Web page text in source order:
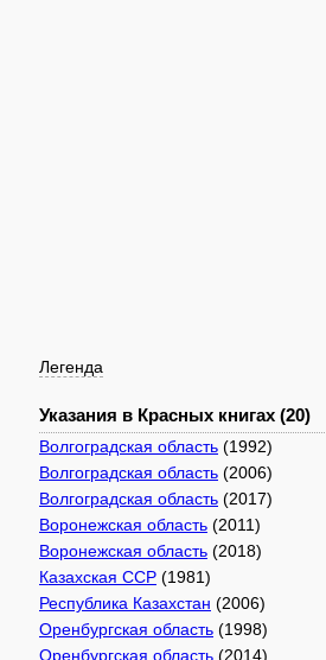
Легенда
Указания в Красных книгах (20)
Волгоградская область (1992)
Волгоградская область (2006)
Волгоградская область (2017)
Воронежская область (2011)
Воронежская область (2018)
Казахская ССР (1981)
Республика Казахстан (2006)
Оренбургская область (1998)
Оренбургская область (2014)